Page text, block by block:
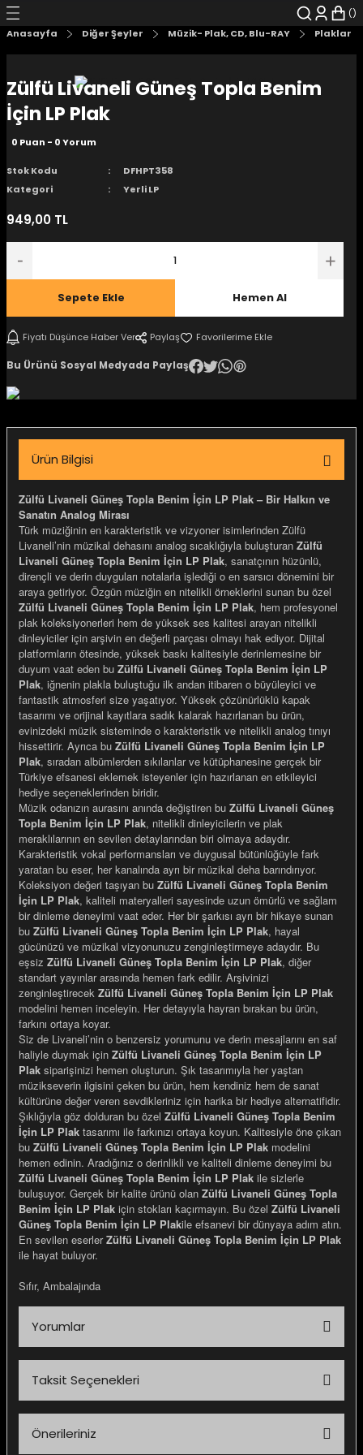
Mug
Karakter
Kit
Kitapları
Gemiler
Anasayfa Diğer Şeyler Müzik- Plak, CD, Blu-RAY Plaklar
Zülfü Livaneli Güneş Topla Benim
İçin LP Plak
0 Puan - 0 Yorum
Stok Kodu
DFHPT358
Kategori
Yerli LP
949,00 TL
Sepete Ekle Hemen Al
Fiyatı Düşünce Haber Ver Paylaş
Bu Ürünü Sosyal Medyada Paylaş
Ürün Bilgisi
Zülfü Livaneli Güneş Topla Benim İçin LP Plak – Bir Halkın ve
Sanatın Analog Mirası
Türk müziğinin en karakteristik ve vizyoner isimlerinden Zülfü
Livaneli’nin müzikal dehasını analog sıcaklığıyla buluşturan Zülfü
Livaneli Güneş Topla Benim İçin LP Plak, sanatçının hüzünlü,
dirençli ve derin duyguları notalarla işlediği o en sarsıcı dönemini bir
araya getiriyor. Özgün müziğin en nitelikli örneklerini sunan bu özel
Zülfü Livaneli Güneş Topla Benim İçin LP Plak, hem profesyonel
plak koleksiyonerleri hem de yüksek ses kalitesi arayan nitelikli
dinleyiciler için arşivin en değerli parçası olmayı hak ediyor. Dijital
platformların ötesinde, yüksek baskı kalitesiyle derinlemesine bir
duyum vaat eden bu Zülfü Livaneli Güneş Topla Benim İçin LP
Plak, iğnenin plakla buluştuğu ilk andan itibaren o büyüleyici ve
fantastik atmosferi size yaşatıyor. Yüksek çözünürlüklü kapak
tasarımı ve orijinal kayıtlara sadık kalarak hazırlanan bu ürün,
evinizdeki müzik sisteminde o karakteristik ve nitelikli analog tınıyı
hissettirir. Ayrıca bu Zülfü Livaneli Güneş Topla Benim İçin LP
Plak, sıradan albümlerden sıkılanlar ve kütüphanesine gerçek bir
Türkiye efsanesi eklemek isteyenler için hazırlanan en etkileyici
hediye seçeneklerinden biridir.
Müzik odanızın aurasını anında değiştiren bu Zülfü Livaneli Güneş
Topla Benim İçin LP Plak, nitelikli dinleyicilerin ve plak
meraklılarının en sevilen detaylarından biri olmaya adaydır.
Karakteristik vokal performansları ve duygusal bütünlüğüyle fark
yaratan bu eser, her kanalında ayrı bir müzikal deha barındırıyor.
Koleksiyon değeri taşıyan bu Zülfü Livaneli Güneş Topla Benim
İçin LP Plak, kaliteli materyalleri sayesinde uzun ömürlü ve sağlam
bir dinleme deneyimi vaat eder. Her bir şarkısı ayrı bir hikaye sunan
bu Zülfü Livaneli Güneş Topla Benim İçin LP Plak, hayal
gücünüzü ve müzikal vizyonunuzu zenginleştirmeye adaydır. Bu
eşsiz Zülfü Livaneli Güneş Topla Benim İçin LP Plak, diğer
standart yayınlar arasında hemen fark edilir. Arşivinizi
zenginleştirecek Zülfü Livaneli Güneş Topla Benim İçin LP Plak
modelini hemen inceleyin. Her detayıyla hayran bırakan bu ürün,
farkını ortaya koyar.
Siz de Livaneli’nin o benzersiz yorumunu ve derin mesajlarını en saf
haliyle duymak için Zülfü Livaneli Güneş Topla Benim İçin LP
Plak siparişinizi hemen oluşturun. Şık tasarımıyla her yaştan
müzikseverin ilgisini çeken bu ürün, hem kendiniz hem de sanat
kültürüne değer veren sevdikleriniz için harika bir hediye alternatifidir.
Şıklığıyla göz dolduran bu özel Zülfü Livaneli Güneş Topla Benim
İçin LP Plak tasarımı ile farkınızı ortaya koyun. Kalitesiyle öne çıkan
bu Zülfü Livaneli Güneş Topla Benim İçin LP Plak modelini
hemen edinin. Aradığınız o derinlikli ve kaliteli dinleme deneyimi bu
Zülfü Livaneli Güneş Topla Benim İçin LP Plak ile sizlerle
buluşuyor. Gerçek bir kalite ürünü olan Zülfü Livaneli Güneş Topla
Benim İçin LP Plak için stokları kaçırmayın. Bu özel Zülfü Livaneli
Güneş Topla Benim İçin LP Plakile efsanevi bir dünyaya adım atın.
En sevilen eserlerZülfü Livaneli Güneş Topla Benim İçin LP Plak
ile hayat buluyor.
Sıfır, Ambalajında
Yorumlar
Taksit Seçenekleri
Önerileriniz